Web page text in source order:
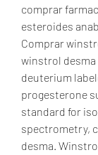
comprar
esteroides
Comprar
winstrol
deuterium
progesterone
standard for
spectrometry,
desma.